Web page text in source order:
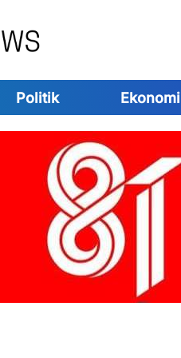
Politik Ekonomi